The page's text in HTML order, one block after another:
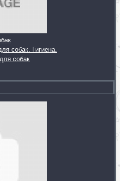
собак. Гигиена.
собак